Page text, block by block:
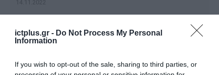
ictplus.gr - Do Not Process My Personal
Information
If you wish to opt-out of the sale, sharing to third parties, or
καταναλωτικό κοινό της Κύπρου έχει
αγκαλιάσει εδώ και χρόνια τα καταστήματα
iStorm στη Λευκωσία και τη Λεμεσό, αλλά και το